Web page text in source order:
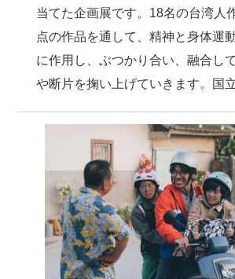
当てた企画展です。18名の台湾人
点の作品を通して、精神と身体運
に作用し、ぶつかり合い、融合し
や断片を掬い上げていきます。国